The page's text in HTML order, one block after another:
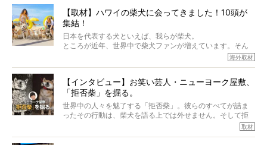
でも、いざそれぞれの個体を見ていくと、丈夫で病気にも
なりにくい、とは言えないような気もするのです。
実際に「病気にならない」などということはないし、飼い
主はそのためにやるべきことがある。
今回は、柴犬に関わる方たちすべてに読んで欲しい、ある
ご本人からのレポートは、愛情たっぷりで示唆に富んだ物
語でした。
※文章はご本人の了承を得て編集しています
※画像はすべてイメージです
※この記事は個人の感想であり、効果・効能を示すものではありません
【取材】ハワイの柴犬に会ってきました！10頭が
集結！
日本を代表する犬といえば、我らが柴犬。
ところが近年、世界中で柴犬ファンが増えています。そん
な中「柴犬ライフ」が目をつけたのは、南の楽園ハワイ。
柴犬オーナーが多く、定期的にオフ会まで開催されている
そんな噂を聞きつけ、今回はハワイの柴犬たちを取材して
きました！
海外取材
【インタビュー】お笑い芸人・ニューヨーク屋敷、
「拒否柴」を掘る。
世界中の人々を魅了する「拒否柴」。彼らのすべてが詰ま
ったその行動は、柴犬を語る上では外せません。そして拒
否柴がここまで話題になるのは、“映える”ことも理由のひと
取材